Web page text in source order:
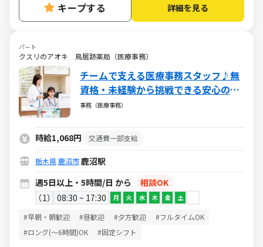
キープする 詳細を見る
パート
クスリのアオキ 鳥居跡薬局（医療事務）
チームで支える医療事務スタッフ♪無
資格・未経験から挑戦できる安心の環
境／週5日・1日5h～・日祝休み
事務（医療事務）
時給1,068円 交通費一部支給
栃木県 鹿沼市鹿沼駅
週5日以上・5時間/日 から
相談OK
1
08:30 ~ 17:30 月 火 水 木 金 土
#早朝・朝歓迎 #昼歓迎 #夕方歓迎
#フルタイムOK
#ロング(～6時間)OK
#固定シフト